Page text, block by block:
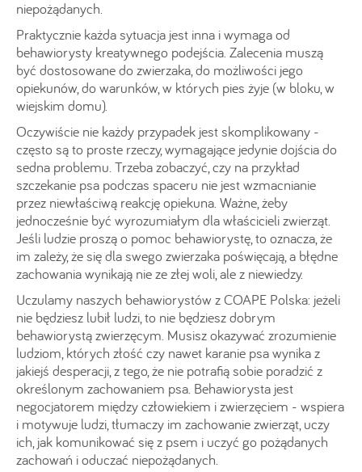
niepożądanych.
Praktycznie każda sytuacja jest inna i wymaga od
behawiorysty kreatywnego podejścia. Zalecenia muszą
być dostosowane do zwierzaka, do możliwości jego
opiekunów, do warunków, w których pies żyje (w bloku, w
wiejskim domu).
Oczywiście nie każdy przypadek jest skomplikowany -
często są to proste rzeczy, wymagające jedynie dojścia do
sedna problemu. Trzeba zobaczyć, czy na przykład
szczekanie psa podczas spaceru nie jest wzmacnianie
przez niewłaściwą reakcję opiekuna. Ważne, żeby
jednocześnie być wyrozumiałym dla właścicieli zwierząt.
Jeśli ludzie proszą o pomoc behawiorystę, to oznacza, że
im zależy, że się dla swego zwierzaka poświęcają, a błędne
zachowania wynikają nie ze złej woli, ale z niewiedzy.
Uczulamy naszych behawiorystów z COAPE Polska: jeżeli
nie będziesz lubił ludzi, to nie będziesz dobrym
behawiorystą zwierzęcym. Musisz okazywać zrozumienie
ludziom, których złość czy nawet karanie psa wynika z
jakiejś desperacji, z tego, że nie potrafią sobie poradzić z
określonym zachowaniem psa. Behawiorysta jest
negocjatorem między człowiekiem i zwierzęciem - wspiera
i motywuje ludzi, tłumaczy im zachowanie zwierząt, uczy
ich, jak komunikować się z psem i uczyć go pożądanych
zachowań i oduczać niepożądanych.